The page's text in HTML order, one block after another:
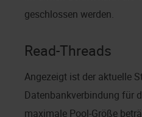
geschlossen werden.
Read-Threads
Angezeigt ist der aktuelle
Datenbankverbindung für
maximale Pool-Größe